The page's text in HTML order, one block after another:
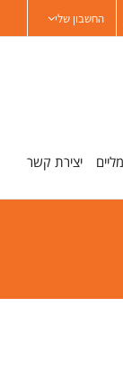
החשבון שלי
יצירת קשר